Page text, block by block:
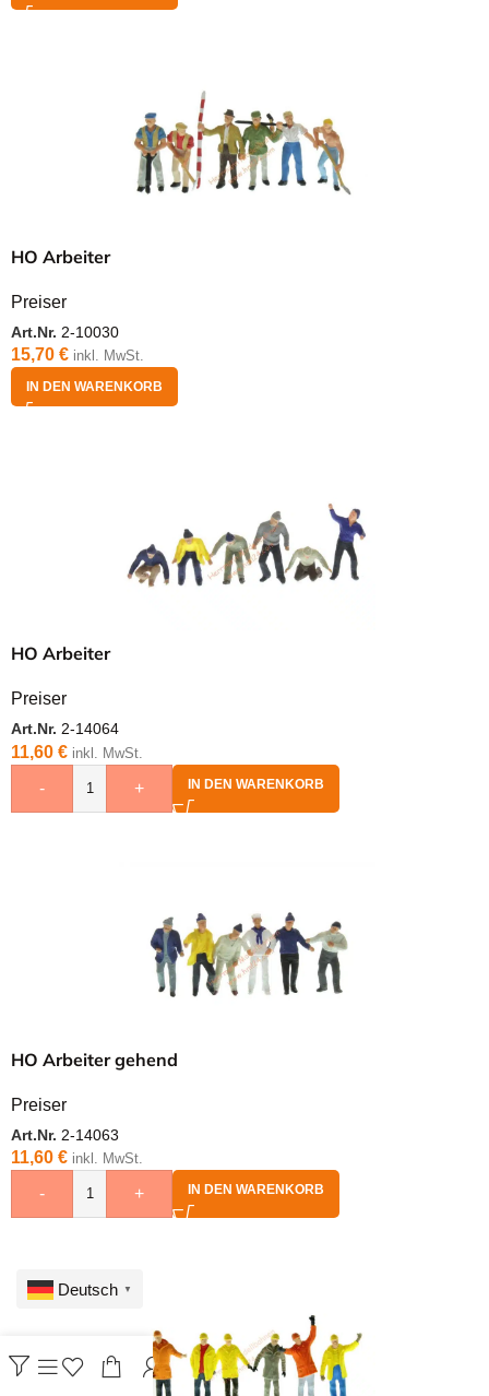
HO Arbeiter
Preiser
Art.Nr. 2-10030
15,70 € inkl. MwSt.
IN DEN WARENKORB
HO Arbeiter
Preiser
Art.Nr. 2-14064
11,60 € inkl. MwSt.
- + IN DEN WARENKORB
HO Arbeiter gehend
Preiser
Art.Nr. 2-14063
11,60 € inkl. MwSt.
- + IN DEN WARENKORB
Deutsch ▼